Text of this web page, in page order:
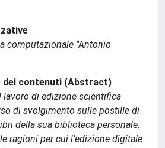
computazionale "Antonio
dei contenuti (Abstract)
lavoro di edizione scientifica
di svolgimento sulle postille di
della sua biblioteca personale.
ragioni per cui l’edizione digitale